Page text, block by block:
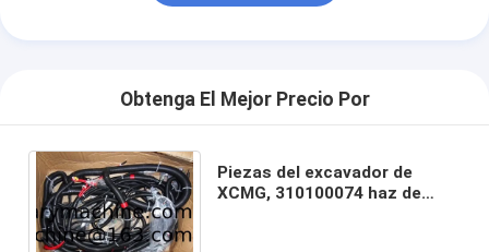
Obtenga El Mejor Precio Por
Piezas del excavador de
XCMG, 310100074 haz de